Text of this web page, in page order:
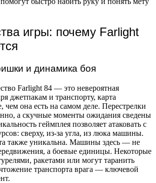
игры: почему Farlight
и динамика боя
Farlight 84 — это невероятная
джетпакам и транспорту, карта
она есть на самом деле. Перестрелки
а скучные моменты ожидания сведены
геймплея позволяет атаковать с
сверху, из-за угла, из люка машины.
также уникальна. Машины здесь — не
а боевые единицы. Некоторые
ракетами или могут таранить
транспорта врага — ключевой